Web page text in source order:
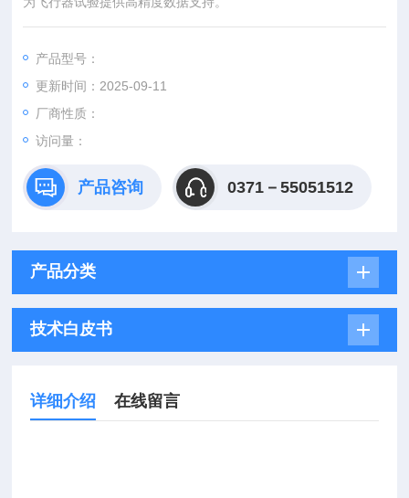
产品型号：
更新时间：2025-09-11
厂商性质：
访问量：
产品咨询 0371－55051512
产品分类
技术白皮书
详细介绍 在线留言